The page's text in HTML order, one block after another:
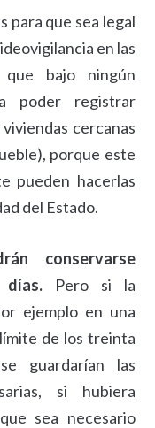
para que sea legal
en las
que bajo ningún
poder registrar
cercanas
porque este
pueden hacerlas
del Estado.
conservarse
Pero si la
ejemplo en una
de los treinta
guardarían las
si hubiera
sea necesario